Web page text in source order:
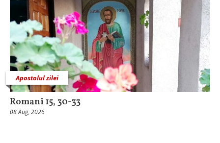
Apostolul zilei
Romani 15, 30-33
08 Aug, 2026